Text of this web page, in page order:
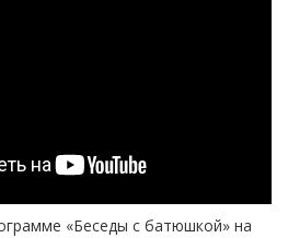
«Беседы с батюшкой» на